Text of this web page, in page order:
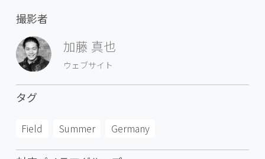
撮影者
加藤 真也
ウェブサイト
タグ
Field Summer Germany